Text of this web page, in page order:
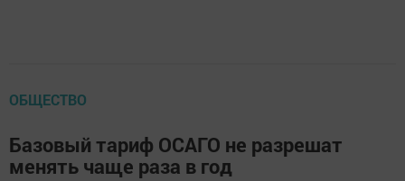
ОБЩЕСТВО
Базовый тариф ОСАГО не разрешат
менять чаще раза в год